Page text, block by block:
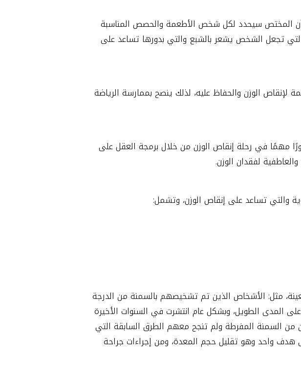
أن المختص سيحدد لكل شخص الأطعمة والحصص المناسبة
التي تجعل الشخص يشعر بالشبع والتي بدورها تساعد على
لإنقاص الوزن والحفاظ عليه، لذلك ينصح بممارسة الرياضة
مهمًا في رحلة إنقاص الوزن من خلال برمجة العقل على
لفقدان الوزن.
تساعد على إنقاص الوزن، وتشمل:
معينة، مثل: الأشخاص الذين تم تشخيصهم بالسمنة من الدرجة
على المدى الطويل، وبشكل عام انتشرت في السنوات الأخيرة
من السمنة المفرطة ولم تنجح معهم الطرق السابقة التي
هدف واحد وهو تقليل حجم المعدة، ومن إجراءات جراحة